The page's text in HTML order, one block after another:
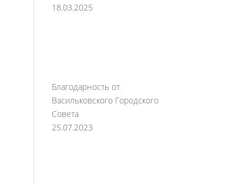
18.03.2025
Благодарность от
Васильковского Городского
Совета
25.07.2023